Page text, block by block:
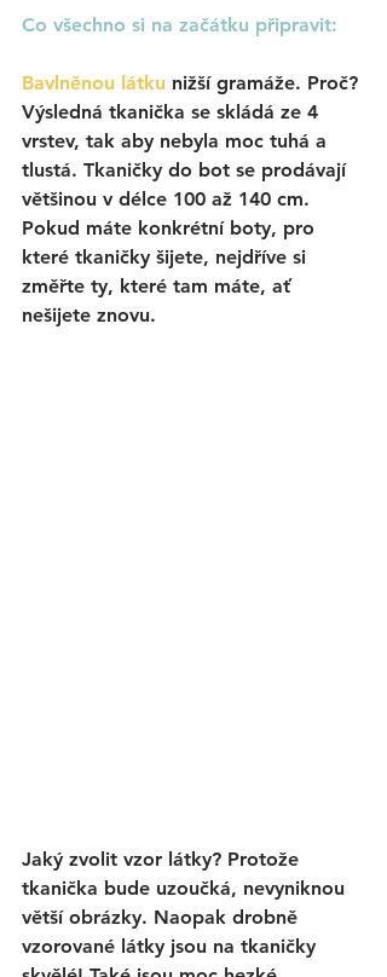
Co všechno si na začátku připravit:
Bavlněnou látku nižší gramáže. Proč?
Výsledná tkanička se skládá ze 4
vrstev, tak aby nebyla moc tuhá a
tlustá. Tkaničky do bot se prodávají
většinou v délce 100 až 140 cm.
Pokud máte konkrétní boty, pro
které tkaničky šijete, nejdříve si
změřte ty, které tam máte, ať
nešijete znovu.
Jaký zvolit vzor látky? Protože
tkanička bude uzoučká, nevyniknou
větší obrázky. Naopak drobně
vzorované látky jsou na tkaničky